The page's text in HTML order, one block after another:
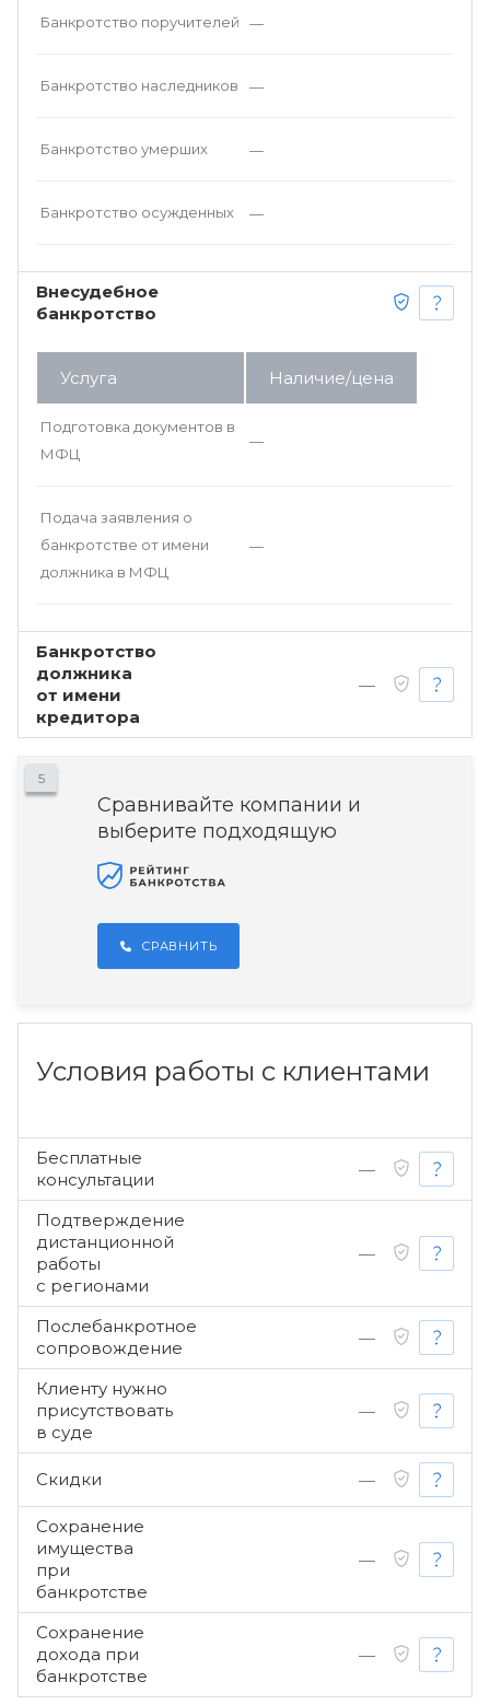
Банкротство поручителей —
Банкротство наследников —
Банкротство умерших —
Банкротство осужденных —
Внесудебное
банкротство
Услуга Наличие/цена
Подготовка документов в
МФЦ
—
Подача заявления о
банкротстве от имени
должника в МФЦ
—
Банкротство
должника
от имени
кредитора
—
5
Сравнивайте компании и
выберите подходящую
СРАВНИТЬ
Условия работы с клиентами
Бесплатные
консультации
—
Подтверждение
дистанционной
работы
с регионами
—
Послебанкротное
сопровождение
—
Клиенту нужно
присутствовать
в суде
—
Скидки —
Сохранение
имущества
при
банкротстве
—
Сохранение
дохода при
банкротстве
—